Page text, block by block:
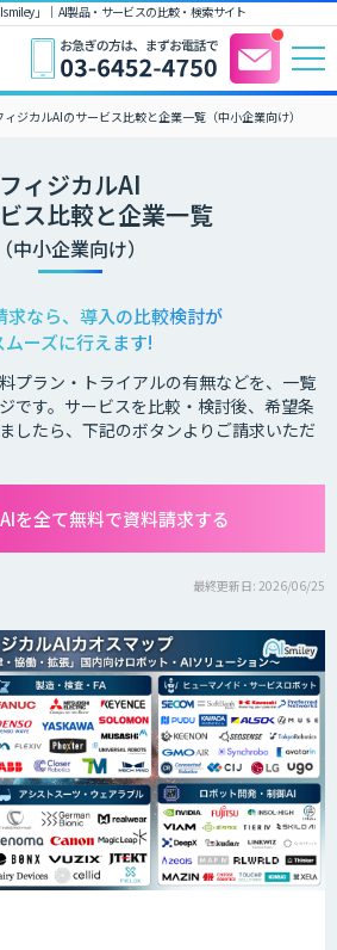
」｜ AI製品・サービスの比較・検索サイト
ィジカルAIのサービス比較と企業一覧（中小企業向け）
フィジカルAI
ス比較と企業一覧
（中小企業向け）
求なら、導入の比較検討が
ムーズに行えます!
プラン・トライアルの有無などを、一覧
です。サービスを比較・検討後、希望条
したら、下記のボタンよりご請求いただ
を全て無料で資料請求する
最終更新日: 2026/06/25